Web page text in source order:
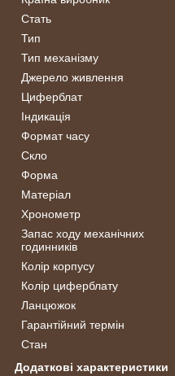
Стать
Тип
Тип механізму
Джерело живлення
Циферблат
Індикація
Формат часу
Скло
Форма
Матеріал
Хронометр
Запас ходу механічних
годинників
Колір корпусу
Колір циферблату
Ланцюжок
Гарантійний термін
Стан
Додаткові характеристики